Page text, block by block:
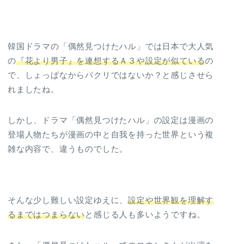
韓国ドラマの「偶然見つけたハル」では日本で大人気
の『花より男子』を連想するＡ３や設定が似ているの
で、しょっぱなからパクリではないか？と感じさせら
れましたね。
しかし、ドラマ「偶然見つけたハル」の設定は漫画の
登場人物たちが漫画の中と自我を持った世界という複
雑な内容で、違うものでした。
そんな少し難しい設定ゆえに、設定や世界観を理解す
るまではつまらないと感じる人も多いようですね。